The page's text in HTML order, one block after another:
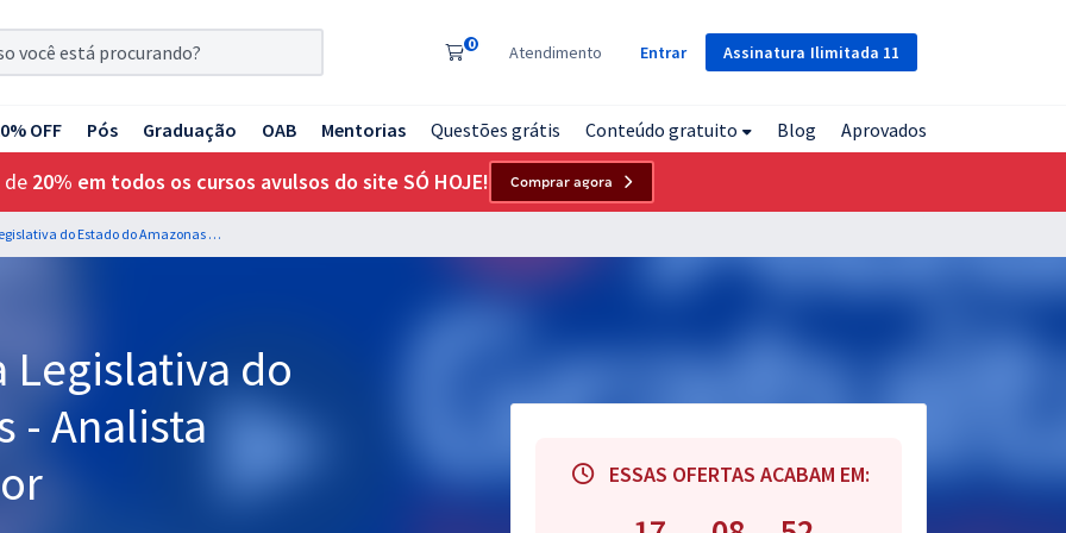
Assinatura Ilimitada 11
0 Atendimento Entrar
OFF Pós Graduação OAB Mentorias Questões grátis Conteúdo gratuito Blog Aprovados
de 20% em todos os cursos avulsos do site SÓ HOJE! Comprar agora
ALEAM - Assembleia Legislativa do Estado do Amazonas - Analista Legislativo - Contador
Legislativa do
- Analista
ESSAS OFERTAS ACABAM EM: